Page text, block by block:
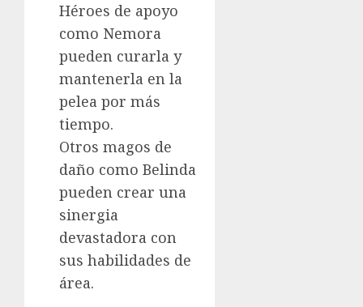
Héroes de apoyo
como Nemora
pueden curarla y
mantenerla en la
pelea por más
tiempo.
Otros magos de
daño como Belinda
pueden crear una
sinergia
devastadora con
sus habilidades de
área.